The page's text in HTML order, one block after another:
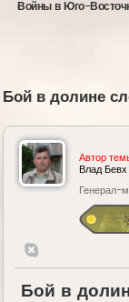
Войны в Юго-
Бой в долине
Автор
Влад Бевх
Генерал-
Бой в